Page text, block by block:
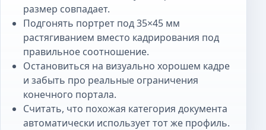
размер совпадает.
Подгонять портрет под 35×45 мм
растягиванием вместо кадрирования под
правильное соотношение.
Остановиться на визуально хорошем кадре
и забыть про реальные ограничения
конечного портала.
Считать, что похожая категория документа
автоматически использует тот же профиль.